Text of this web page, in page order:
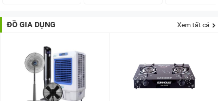
ĐỒ GIA DỤNG Xem tất cả